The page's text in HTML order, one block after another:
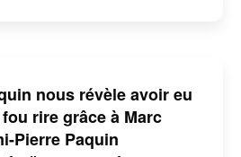
nous révèle avoir eu
rire grâce à Marc
Pierre Paquin